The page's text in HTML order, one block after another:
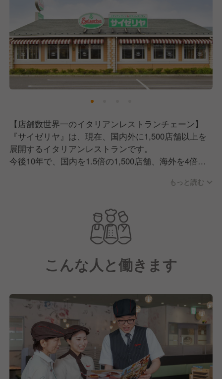
【店舗数世界一のイタリアンレストランチェーン】
『サイゼリヤ』は、現在、国内外に1,500店舗以上を
展開するイタリアンレストランです。
今後10年で、国内を1.5倍の1,500店舗、海外を4倍以
工、物流も自社で行うビジネスモデルによって高品質
かつ低価格な商品をお客様に提供することを実現して
「日々の価値ある食事の提案と挑戦」を経営理念に掲
さ、健康、リーズナブルへの挑戦を続けています。
お客様一人ひとりが、ライフスタイルに合わせた食の
選択を行うことで、食を通して豊かさを提供していま
す。
食を通じて社会貢献をしたい方、私たちと共に成長し
ていきませんか？
もっと読む
こんな人と働きます